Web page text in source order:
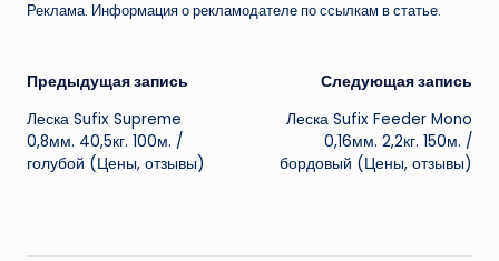
Реклама. Информация о рекламодателе по ссылкам в статье.
Навигация
записи
Предыдущая запись
Леска Sufix Supreme
0,8мм. 40,5кг. 100м. /
голубой (Цены, отзывы)
Следующая запись
Леска Sufix Feeder Mono
0,16мм. 2,2кг. 150м. /
бордовый (Цены, отзывы)